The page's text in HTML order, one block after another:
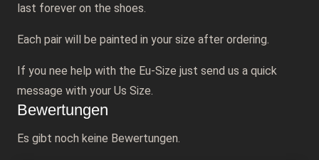
last forever on the shoes.
Each pair will be painted in your size after ordering.
If you nee help with the Eu-Size just send us a quick
message with your Us Size.
Bewertungen
Es gibt noch keine Bewertungen.